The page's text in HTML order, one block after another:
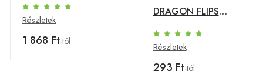
Részletek
1 868 Ft-tól
DRAGON FLIPS
S.KARAMELL 25 g
Részletek
293 Ft-tól